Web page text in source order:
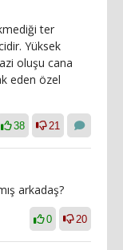
ter
Yüksek
oluşu cana
eden özel
38 21
arkadaş?
0 20